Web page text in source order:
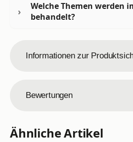
Welche Themen werden
behandelt?
Informationen zur
Bewertungen
Ähnliche Artikel